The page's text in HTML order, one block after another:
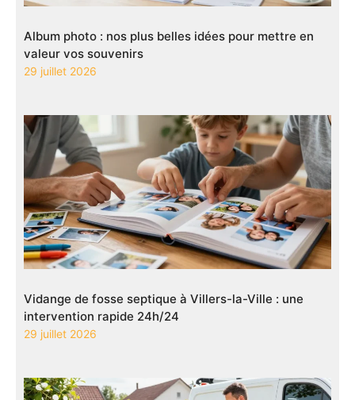
Album photo : nos plus belles idées pour mettre en
valeur vos souvenirs
29 juillet 2026
Vidange de fosse septique à Villers-la-Ville : une
intervention rapide 24h/24
29 juillet 2026